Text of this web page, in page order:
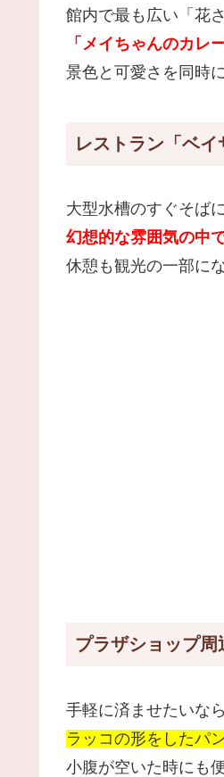
館内で最も広い「花
「メイちゃんのカレ
景色と可愛さを同時
レストラン「ベ
大型水槽のすぐそば
幻想的な雰囲気の中
休憩も観光の一部にな
プラザショップ
手軽に済ませたいな
ラッコの形をしたパ
小腹が空いた時にも便